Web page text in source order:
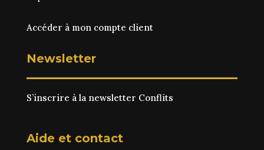
Accéder à mon compte client
Newsletter
S’inscrire à la newsletter Conflits
Aide et contact